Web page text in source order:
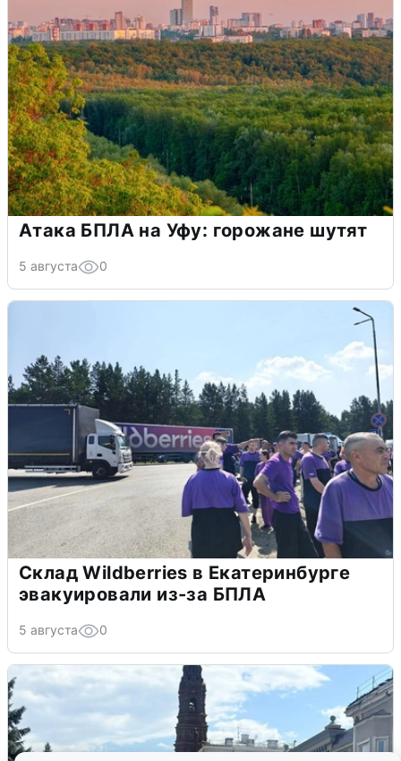
Атака БПЛА на Уфу: горожане шутят
5 августа 0
Склад Wildberries в Екатеринбурге
эвакуировали из-за БПЛА
5 августа 0